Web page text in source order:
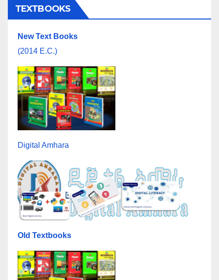
TEXTBOOKS
New Text Books
(2014 E.C.)
Digital Amhara
Old Textbooks